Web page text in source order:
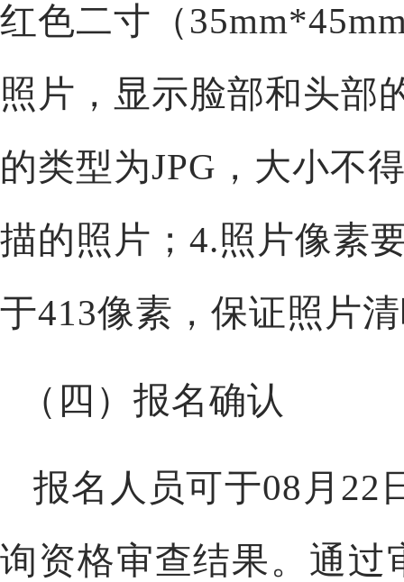
红色二寸（
照片，显示脸部和头部
的类型为JPG，大小不
描的照片；4.照片像素
于413像素，保证照片
（四）报名确认
报名人员可于08 月 22
询资格审查结果。通过